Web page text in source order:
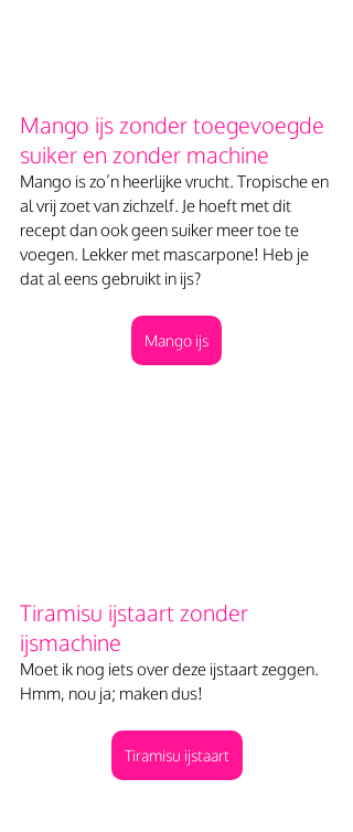
Mango ijs zonder toegevoegde
suiker en zonder machine
Mango is zo’n heerlijke vrucht. Tropische en
al vrij zoet van zichzelf. Je hoeft met dit
recept dan ook geen suiker meer toe te
voegen. Lekker met mascarpone! Heb je
dat al eens gebruikt in ijs?
Mango ijs
Tiramisu ijstaart zonder
ijsmachine
Moet ik nog iets over deze ijstaart zeggen.
Hmm, nou ja; maken dus!
Tiramisu ijstaart